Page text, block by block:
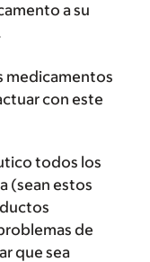
a su
medicamentos
con este
todos los
(sean estos
de
que sea